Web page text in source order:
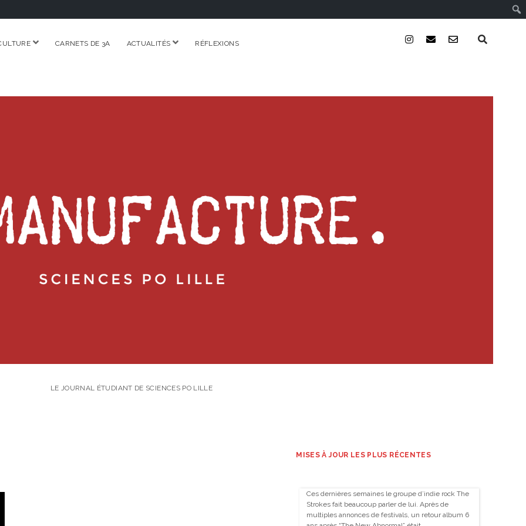
ouvrirCARNETS DE 3A ACTUALITÉS ouvrirRÉFLEXIONS instagram
emailemail-
LE JOURNAL ÉTUDIANT DE SCIENCES PO LILLE
MISES À JOUR LES PLUS RÉCENTES
Ces dernières semaines le groupe d’indie rock The
Strokes fait beaucoup parler de lui. Après de
multiples annonces de festivals, un retour album 6